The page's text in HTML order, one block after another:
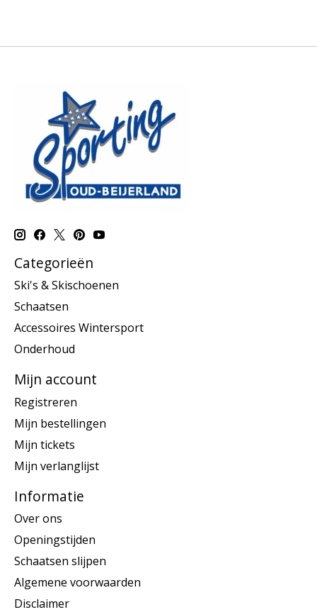
Categorieën
Ski's & Skischoenen
Schaatsen
Accessoires Wintersport
Onderhoud
Mijn account
Registreren
Mijn bestellingen
Mijn tickets
Mijn verlanglijst
Informatie
Over ons
Openingstijden
Schaatsen slijpen
Algemene voorwaarden
Disclaimer